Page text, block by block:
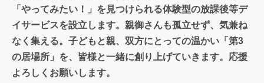
「やってみたい！」を見つけられる体験型の放課後等デ
イサービスを設立します。親御さんも孤立せず、気兼ね
なく集える。子どもと親、双方にとっての温かい「第3
の居場所」を、皆様と一緒に創り上げていきます。応援
よろしくお願いします。